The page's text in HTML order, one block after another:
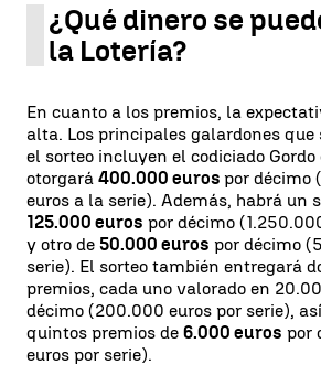
¿Qué dinero se
la Lotería?
En cuanto a los premios, la
alta. Los principales galardones que
el sorteo incluyen el codiciado
otorgará 400.000 euros por décimo
euros a la serie). Además, habrá un
125.000 euros por décimo
y otro de 50.000 euros por décimo
serie). El sorteo también entregará
premios, cada uno valorado en
décimo (200.000 euros por serie),
quintos premios de 6.000 euros por
euros por serie).